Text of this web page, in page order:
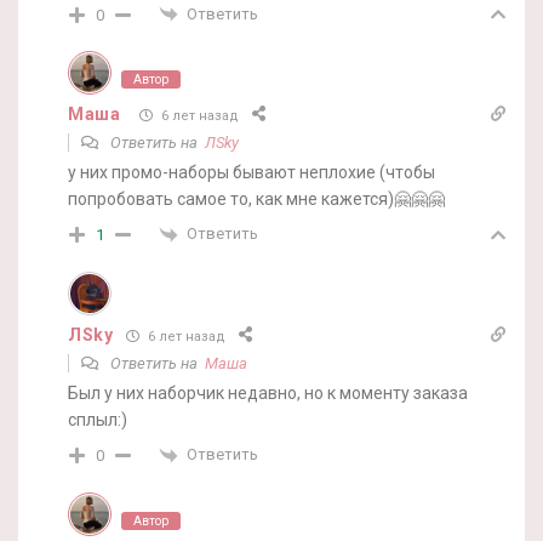
0 Ответить
Автор
Маша 6 лет назад
Ответить наЛSky
у них промо-наборы бывают неплохие (чтобы
попробовать самое то, как мне кажется)🤗🤗🤗
1 Ответить
ЛSky 6 лет назад
Ответить на Маша
Был у них наборчик недавно, но к моменту заказа
сплыл:)
0 Ответить
Автор